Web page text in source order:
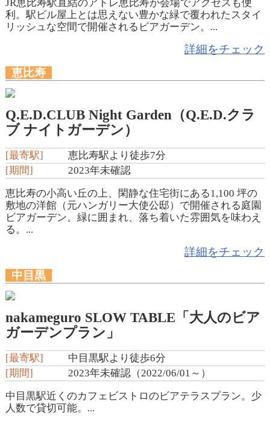
JR恵比寿駅直結のアトレ恵比寿が会場でアクセスも便
利。駅ビル屋上とは思えない豊かな緑で覆われたスタイ
リッシュな空間で開催されるビアガーデン。...
詳細をチェック
恵比寿
Q.E.D.CLUB Night Garden（Q.E.D.クラ
ブ ナイトガーデン）
[最寄駅]
恵比寿駅より徒歩7分
[期間]
2023年未確認
恵比寿の小高い丘の上、閑静な住宅街にある1,100 坪の
敷地の洋館（元ハンガリー大使公邸）で開催される庭園
ビアガーデン。緑に囲まれ、落ち着いた雰囲気を味わえ
る。...
詳細をチェック
中目黒
nakameguro SLOW TABLE「大人のビア
ガーデンプラン」
[最寄駅]
中目黒駅より徒歩6分
[期間]
2023年未確認（2022/06/01～）
中目黒駅近くのカフェビストロのビアテラスプラン。少
人数で貸切可能。...